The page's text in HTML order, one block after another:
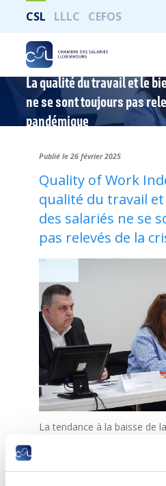
CSL LLLC CEFOS
La qualité du travail et le
ne se sont toujours pas
pandémique
Publié le 26 février2025
Quality of Work
qualité du travail
des salariés ne se
pas relevés de la
La tendance à la baisse de
et les professions